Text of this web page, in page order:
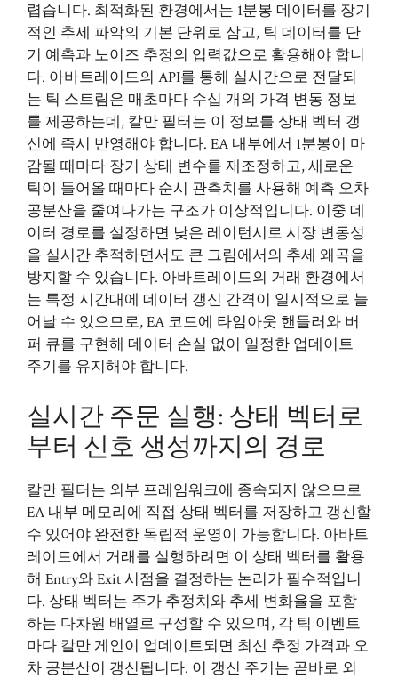
렵습니다. 최적화된 환경에서는 1분봉 데이터를 장기
적인 추세 파악의 기본 단위로 삼고, 틱 데이터를 단
기 예측과 노이즈 추정의 입력값으로 활용해야 합니
다. 아바트레이드의 API를 통해 실시간으로 전달되
는 틱 스트림은 매초마다 수십 개의 가격 변동 정보
를 제공하는데, 칼만 필터는 이 정보를 상태 벡터 갱
신에 즉시 반영해야 합니다. EA 내부에서 1분봉이 마
감될 때마다 장기 상태 변수를 재조정하고, 새로운
틱이 들어올 때마다 순시 관측치를 사용해 예측 오차
공분산을 줄여나가는 구조가 이상적입니다. 이중 데
이터 경로를 설정하면 낮은 레이턴시로 시장 변동성
을 실시간 추적하면서도 큰 그림에서의 추세 왜곡을
방지할 수 있습니다. 아바트레이드의 거래 환경에서
는 특정 시간대에 데이터 갱신 간격이 일시적으로 늘
어날 수 있으므로, EA 코드에 타임아웃 핸들러와 버
퍼 큐를 구현해 데이터 손실 없이 일정한 업데이트
주기를 유지해야 합니다.
실시간 주문 실행: 상태 벡터로
부터 신호 생성까지의 경로
칼만 필터는 외부 프레임워크에 종속되지 않으므로
EA 내부 메모리에 직접 상태 벡터를 저장하고 갱신할
수 있어야 완전한 독립적 운영이 가능합니다. 아바트
레이드에서 거래를 실행하려면 이 상태 벡터를 활용
해 Entry와 Exit 시점을 결정하는 논리가 필수적입니
다. 상태 벡터는 주가 추정치와 추세 변화율을 포함
하는 다차원 배열로 구성할 수 있으며, 각 틱 이벤트
마다 칼만 게인이 업데이트되면 최신 추정 가격과 오
차 공분산이 갱신됩니다. 이 갱신 주기는 곧바로 외